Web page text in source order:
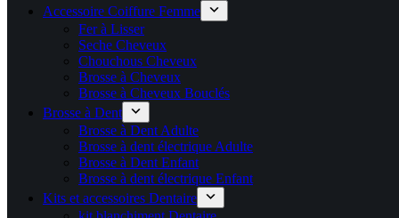
Accessoire Coiffure Femme
Fer à Lisser
Seche Cheveux
Chouchous Cheveux
Brosse à Cheveux
Brosse à Cheveux Bouclés
Brosse à Dent
Brosse à Dent Adulte
Brosse à dent électrique Adulte
Brosse à Dent Enfant
Brosse à dent électrique Enfant
Kits et accessoires Dentaire